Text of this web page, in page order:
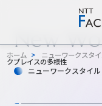
ホーム > ニューワークスタ
クプレイスの多様性
New
ニューワークスタイル